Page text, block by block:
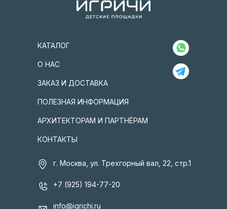
АРХИТЕКТОРАМ И ПАРТНЁРАМ
КОНТАКТЫ
ПОЛЕЗНАЯ ИНФОРМАЦИЯ
ЗАКАЗ И ДОСТАВКА
О НАС
КАТАЛОГ
г. Москва, ул. Трехгорный вал, 22, стр.1
+7 (925) 194-77-20
info@igrichi.ru